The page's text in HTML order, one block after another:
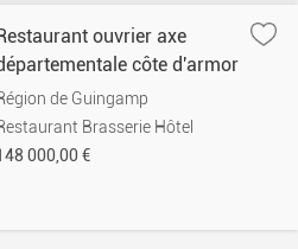
ouvrier axe
côte d'armor
de Guingamp
Brasserie Hôtel
000,00 €